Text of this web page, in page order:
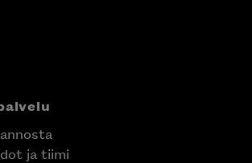
ja tiimi